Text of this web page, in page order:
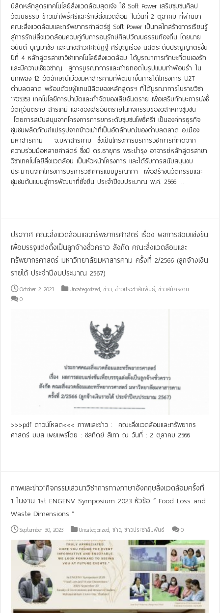
นิสิตหลักสูตรเทคโนโลยีสิ่งแวดล้อมสุดเจ๋ง ใช้ Soft Power เสริมชุมชนศิลป
วัฒนธรรม ข้าวเม่าโพธิ์ศรีและรักษ์สิ่งแวดล้อม ในวันที่ 2 ตุลาคม ที่ผ่านมา
คณะสิ่งแวดล้อมและทรัพยากรศาสตร์ชู Soft Power เป็นกลไกสร้างการเรียนรู้
สู่การรักษ์สิ่งแวดล้อมควบคู่กับการอนุรักษ์ศิลปวัฒนธรรมท้องถิ่น โดยนาย
อนันต์ บุญมาชัย และนางสาวศศิณัฎฐ์ ศรีบุญเรือง นิสิตระดับปริญญาตรีชั้น
ปีที่ 4 หลักสูตรสาขาวิชาเทคโนโลยีสิ่งแวดล้อม ได้บูรณาการทักษะที่ตนเองรัก
และมีความเชี่ยวชาญ สู่การบูรณาการและถ่ายทอดในรูปแบบท่าฟ้อนรำ ใน
บทเพลง 12 อัตลักษณ์เมืองมหาสารคามที่พัฒนาขึ้นภายใต้โครงการ U2T
ตำบลตลาด พร้อมด้วยผู้แทนนิสิตของหลักสูตรฯ ที่ได้บูรณาการในรายวิชา
1705353 เทคโนโลยีการบำบัดและกำจัดของเสียอันตราย เพื่อเสริมทักษะการบ่งชี้
วัตถุอันตราย สารเคมี และของเสียอันตรายในกิจกรรมของวิสาหกิจชุมชน
โดยการสนับสนุนจากโครงการการยกระดับชุมชนโพธิ์ศรี1 เป็นองค์กรธุรกิจ
ชุมชนผลิตภัณฑ์แปรรูปจากข้าวเม่าที่เป็นอัตลักษณ์ของตำบลตลาด อ.เมือง
มหาสารคาม จ.มหาสารคาม ซึ่งเป็นโครงการบริการวิชาการที่เกิดจาก
ความร่วมมือหลายศาสตร์ ซึ่งมี ดร.ธายุกร พระบำรุง อาจารย์หลักสูตรสาขา
วิชาเทคโนโลยีสิ่งแวดล้อม เป็นหัวหน้าโครงการ และได้รับการสนับสนุนงบ
ประมาณจากโครงการบริการวิชาการแบบบูรณากา เพื่อสร้างนวัตกรรมและ
ชุมชนต้นแบบสู่การพัฒนาที่ยั่งยืน ประจำปีงบประมาณ พ.ศ. 2566 …
ประกาศ คณะสิ่งแวดล้อมและทรัพยากรศาสตร์ เรื่อง ผลการสอบแข่งขัน
เพื่อบรรจุแต่งตั้งเป็นลูกจ้างชั่วคราว สังกัด คณะสิ่งแวดล้อมและ
ทรัพยากรศาสตร์ มหาวิทยาลัยมหาสารคาม ครั้งที่ 2/2566 (ลูกจ้างเงิน
รายได้ ประจำปีงบประมาณ 2567)
October 2, 2023 Uncategorized,ข่าว,ข่าวประชาสัมพันธ์,ข่าวสมัครงาน
0
>>>pdf ดาวน์โหลด<<< ภาพและข่าว : คณะสิ่งแวดล้อมและทรัพยากร
ศาสตร์ มมส เผยแพร่โดย : ชลทิตย์ สีเทา ณ วันที่ : 2 ตุลาคม 2566
ภาพและข่าว”กิจกรรมเสวนาวิชาการทางภาษาอังกฤษสิ่งแวดล้อมครั้งที่
1 ในงาน 1st ENGENV Symposium 2023 หัวข้อ “ Food Loss and
Waste Dimensions ”
September 30, 2023 Uncategorized,ข่าว,ข่าวประชาสัมพันธ์ 0